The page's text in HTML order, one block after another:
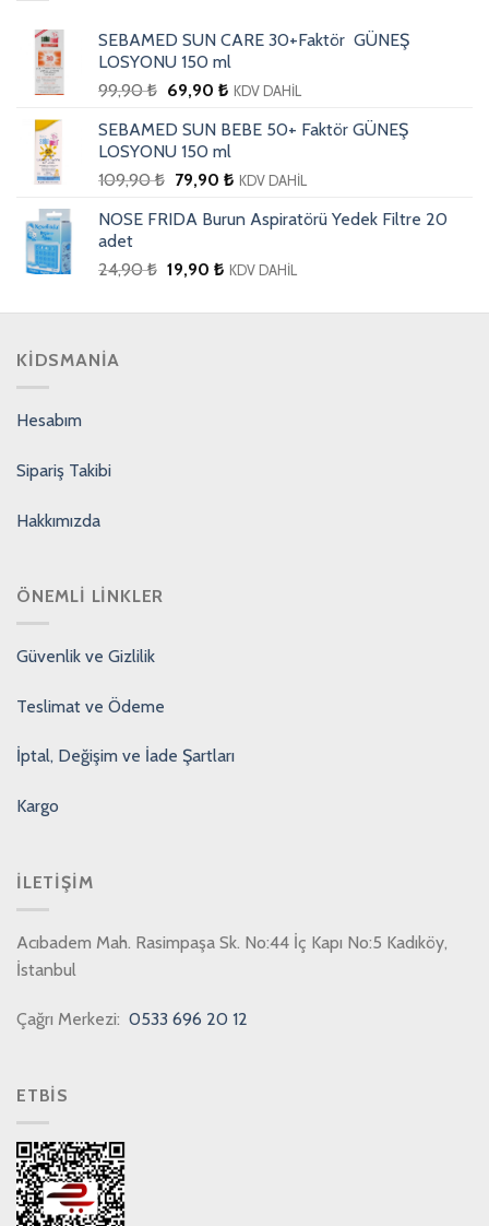
SEBAMED SUN CARE 30+Faktör GÜNEŞ
LOSYONU 150 ml
99,90₺ 69,90 ₺ KDV DAHİL
SEBAMED SUN BEBE 50+ Faktör GÜNEŞ
LOSYONU 150 ml
109,90₺ 79,90 ₺ KDV DAHİL
NOSE FRIDA Burun Aspiratörü Yedek Filtre 20
adet
24,90₺ 19,90 ₺ KDV DAHİL
KIDSMANIA
Hesabım
Sipariş Takibi
Hakkımızda
ÖNEMLI LINKLER
Güvenlik ve Gizlilik
Teslimat ve Ödeme
İptal, Değişim ve İade Şartları
Kargo
İLETIŞIM
Acıbadem Mah. Rasimpaşa Sk. No:44 İç Kapı No:5 Kadıköy,
İstanbul
Çağrı Merkezi: 0533 696 20 12
ETBİS